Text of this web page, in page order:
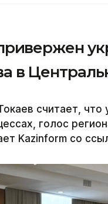
в
считает, что
голос
Kazinform со